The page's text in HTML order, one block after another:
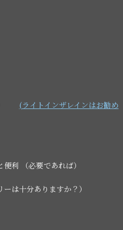
） (ライトインザレインはお勧め
利 （必要であれば）
は十分ありますか？）